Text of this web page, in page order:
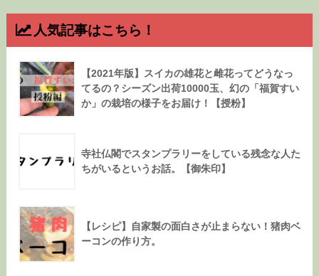
人気記事はこちら！
【2021年版】スイカの雄花と雌花ってどうなっ
てるの？シーズン出荷10000玉、幻の「福賀すい
か」の栽培の様子をお届け！【授粉】
寺社仏閣でスタンプラリーをしている残念な人た
ちがいるというお話。【御朱印】
【レシピ】自家製の面白さが止まらない！猪肉ベ
ーコンの作り方。